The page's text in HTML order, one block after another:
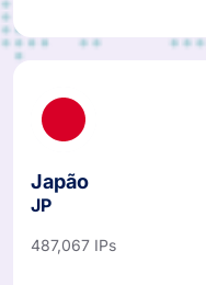
Japão
JP
487,067 IPs